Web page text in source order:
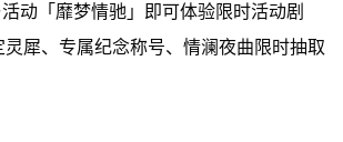
动「靡梦情驰」即可体验限时活动剧
犀、专属纪念称号、情澜夜曲限时抽取